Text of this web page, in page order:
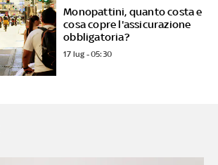
Monopattini, quanto costa e
cosa copre l'assicurazione
obbligatoria?
17 lug - 05:30